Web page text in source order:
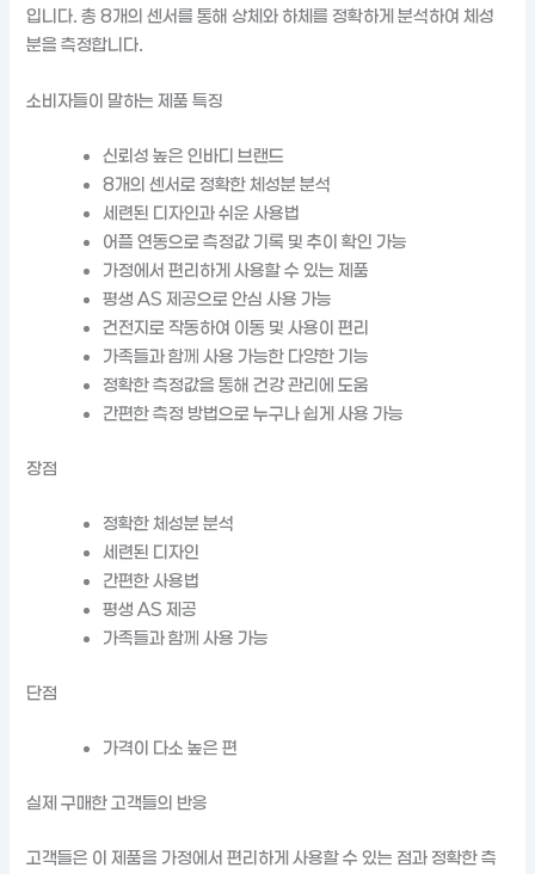
입니다. 총 8개의 센서를 통해 상체와 하체를 정확하게 분석하여 체성
분을 측정합니다.
소비자들이 말하는 제품 특징
신뢰성 높은 인바디 브랜드
8개의 센서로 정확한 체성분 분석
세련된 디자인과 쉬운 사용법
어플 연동으로 측정값 기록 및 추이 확인 가능
가정에서 편리하게 사용할 수 있는 제품
평생 AS 제공으로 안심 사용 가능
건전지로 작동하여 이동 및 사용이 편리
가족들과 함께 사용 가능한 다양한 기능
정확한 측정값을 통해 건강 관리에 도움
간편한 측정 방법으로 누구나 쉽게 사용 가능
장점
정확한 체성분 분석
세련된 디자인
간편한 사용법
평생 AS 제공
가족들과 함께 사용 가능
단점
가격이 다소 높은 편
실제 구매한 고객들의 반응
고객들은 이 제품을 가정에서 편리하게 사용할 수 있는 점과 정확한 측